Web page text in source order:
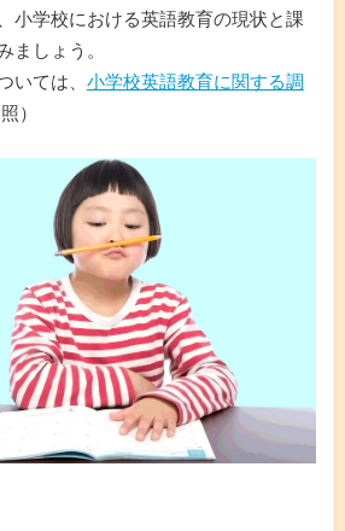
小学校における英語教育の現状と課
ましょう。
いては、 小学校英語教育に関する調
）